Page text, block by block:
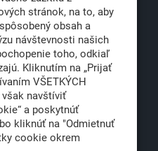
646 464
500, 2026
vyhradené
stránok, na to, aby
obsah a
návštevnosti našich
toho, odkiaľ
Kliknutím na „Prijať
VŠETKÝCH
navštíviť
a poskytnúť
kliknúť na "Odmietnuť
cookie okrem